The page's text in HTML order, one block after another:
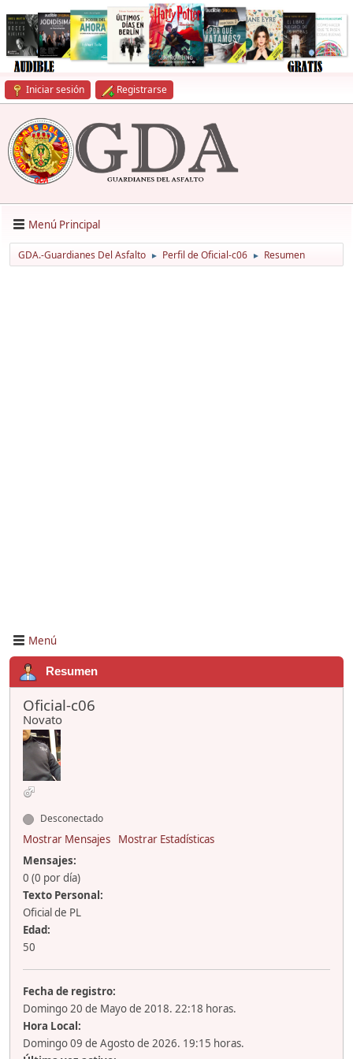
Iniciar sesión Registrarse
Menú Principal
GDA.-Guardianes Del Asfalto ► Perfil de Oficial-c06 ► Resumen
Menú
Resumen
Oficial-c06
Novato
Desconectado
Mostrar Mensajes
Mostrar Estadísticas
Mensajes:
0 (0 por día)
Texto Personal:
Oficial de PL
Edad:
50
Fecha de registro:
Domingo 20 de Mayo de 2018. 22:18 horas.
Hora Local:
Domingo 09 de Agosto de 2026. 19:15 horas.